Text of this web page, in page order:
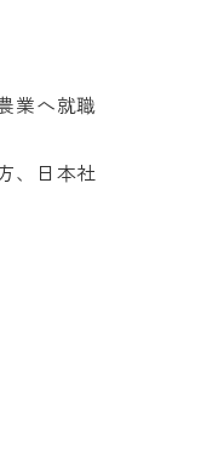
業へ就職
、日本社